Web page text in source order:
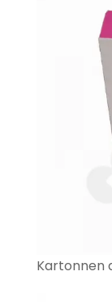
Kartonnen